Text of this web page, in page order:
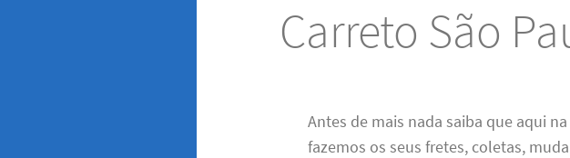
Carreto São
Antes de mais nada saiba que aqui
fazemos os seus fretes, coletas,